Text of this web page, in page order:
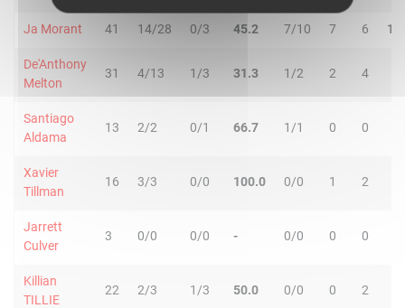
Ja Morant 41 14/28 0/3 45.2 7/10 7 6 13
De'Anthony
Melton
31 4/13 1/3 31.3 1/2 2 4
Santiago
Aldama
13 2/2 0/1 66.7 1/1 0 0
Xavier
Tillman
16 3/3 0/0 100.0 0/0 1 2
Jarrett
Culver
3 0/0 0/0 - 0/0 0 0
Killian
TILLIE
22 2/3 1/3 50.0 0/0 0 2